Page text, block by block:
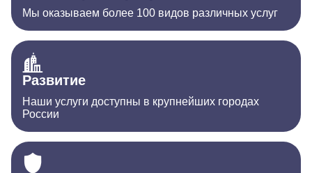
Мы оказываем более 100 видов различных услуг
Развитие
Наши услуги доступны в крупнейших городах
России